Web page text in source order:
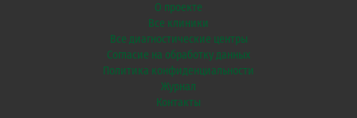
О проекте
Все клиники
Все диагностические центры
Согласие на обработку данных
Политика конфиденциальности
Журнал
Контакты